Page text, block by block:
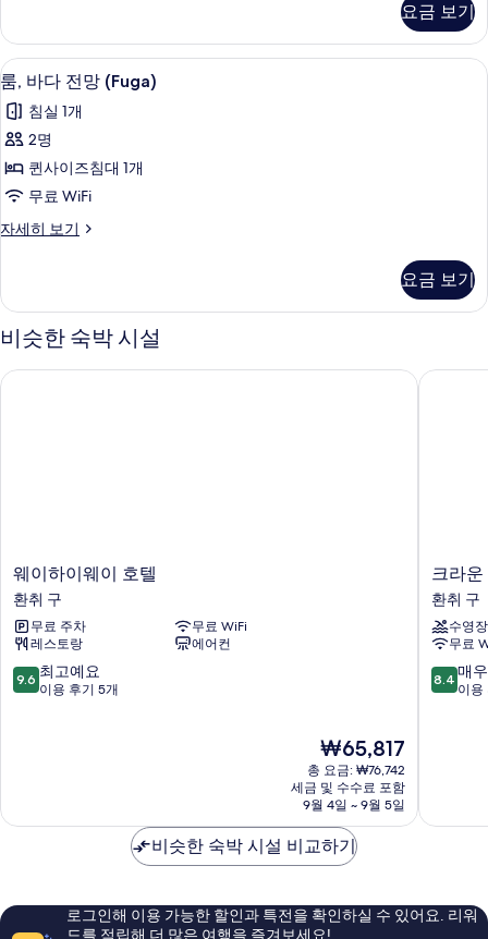
모
두
보
기
망
(Fuga)
자
세
히
보
요금 보기
룸,
바
다
전
망
(Fuga)
사
모
보
기
룸, 바다 전망 (Fuga) | 미니바, 객실 내
4
룸, 바다 전망 (Fuga)
침실 1개
2명
퀸사이즈침대 1개
무료 WiFi
자세히 보기
룸,
망
(Fuga)
자
히
요금 보기
비슷한 숙박 시설
웨
이
하
이
웨
이
호
웨이하이웨이 호텔
환취 구
무료 주차
무료 WiFi
레스토랑
에어컨
10
점
고
용
9.6 최고예요
이용 후기 5개
현
재
요
금
₩65,817
₩65,817
총 요금: ₩76,742
세금 및 수수료 포함
9월 4일 ~ 9월 5일
웨이하이웨이 호텔
크
라
운
플
라
자
웨
바
취
구
크라
환취 구
수영장
무료
10
점
우
이
용
8.4 매
이용
크라운
비슷한 숙박 시설 비교하기
로그인해 이용 가능한 할인과 특전을 확인하실 수 있어요. 리워
드를 적립해 더 많은 여행을 즐겨보세요!